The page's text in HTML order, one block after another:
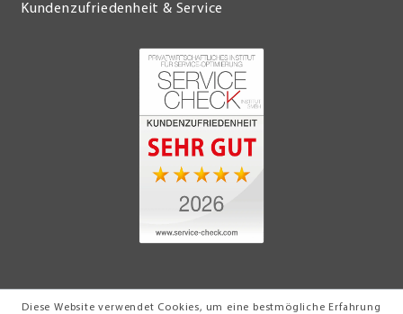
Diese Website verwendet Cookies, um eine bestmögliche Erfahrung
Kundenzufriedenheit & Service